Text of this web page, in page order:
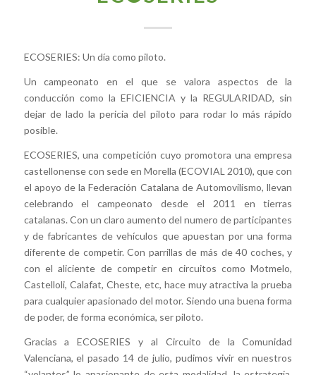
ECOSERIES: Un día como piloto.
Un campeonato en el que se valora aspectos de la
conducción como la EFICIENCIA y la REGULARIDAD, sin
dejar de lado la pericia del piloto para rodar lo más rápido
posible.
ECOSERIES, una competición cuyo promotora una empresa
castellonense con sede en Morella (ECOVIAL 2010), que con
el apoyo de la Federación Catalana de Automovilismo, llevan
celebrando el campeonato desde el 2011 en tierras
catalanas. Con un claro aumento del numero de participantes
y de fabricantes de vehículos que apuestan por una forma
diferente de competir. Con parrillas de más de 40 coches, y
con el aliciente de competir en circuitos como Motmelo,
Castelloli, Calafat, Cheste, etc, hace muy atractiva la prueba
para cualquier apasionado del motor. Siendo una buena forma
de poder, de forma económica, ser piloto.
Gracias a ECOSERIES y al Circuito de la Comunidad
Valenciana, el pasado 14 de julio, pudimos vivir en nuestros